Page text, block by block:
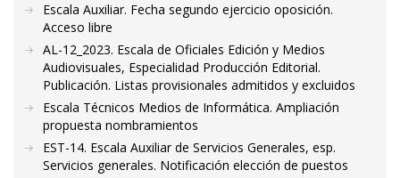
Escala Auxiliar. Fecha segundo ejercicio oposición.
Acceso libre
AL-12_2023. Escala de Oficiales Edición y Medios
Audiovisuales, Especialidad Producción Editorial.
Publicación. Listas provisionales admitidos y excluidos
Escala Técnicos Medios de Informática. Ampliación
propuesta nombramientos
EST-14. Escala Auxiliar de Servicios Generales, esp.
Servicios generales. Notificación elección de puestos